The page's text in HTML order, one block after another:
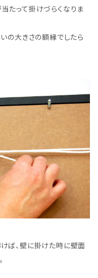
たって掛けづらくなりま
の大きさの額縁でしたら
ば、壁に掛けた時に壁面